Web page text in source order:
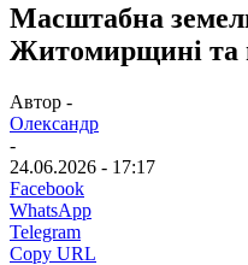
Масштабна
Житомирщині та
Автор -
Олександр
-
24.06.2026 - 17:17
Facebook
WhatsApp
Telegram
Copy URL